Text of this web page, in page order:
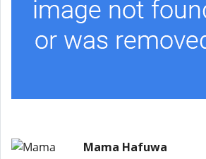
Mama Hafuwa